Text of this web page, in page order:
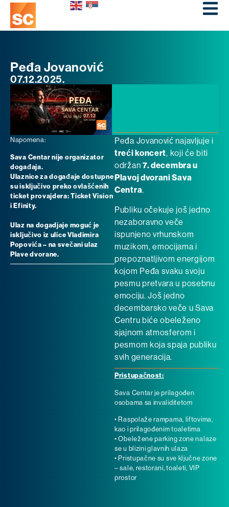
Peđa Jovanović
07.12.2025.
Napomena:
Sava Centar nije organizator
događaja.
Ulaznice za događaje dostupne
su isključivo preko ovlašćenih
ticket provajdera: Ticket Vision
i Efinity.
Ulaz na dogadjaje moguć je
isključivo iz ulice Vladimira
Popovića – na svečani ulaz
Plave dvorane.
Peđa Jovanović najavljuje i
treći koncert, koji će biti
održan 7. decembra u
Plavoj dvorani Sava
Centra.
Publiku očekuje još jedno
nezaboravno veče
ispunjeno vrhunskom
muzikom, emocijama i
prepoznatljivom energijom
kojom Peđa svaku svoju
pesmu pretvara u posebnu
emociju. Još jedno
decembarsko veče u Sava
Centru biće obeleženo
sjajnom atmosferom i
pesmom koja spaja publiku
svih generacija.
Pristupačnost:
Sava Centar je prilagođen
osobama sa invaliditetom
• Raspolaže rampama, liftovima,
kao i prilagođenim toaletima
• Obeležene parking zone nalaze
se u blizini glavnih ulaza
• Pristupačne su sve ključne zone
– sale, restorani, toaleti, VIP
prostor